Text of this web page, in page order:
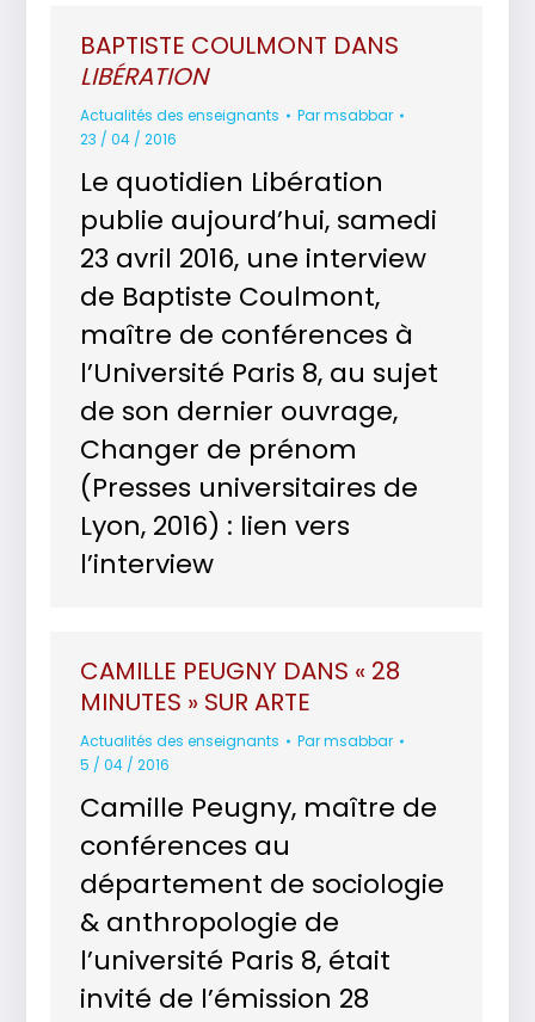
BAPTISTE COULMONT DANS
LIBÉRATION
Actualités des enseignants Parmsabbar
23 / 04 / 2016
Le quotidien Libération
publie aujourd’hui, samedi
23 avril 2016, une interview
de Baptiste Coulmont,
maître de conférences à
l’Université Paris 8, au sujet
de son dernier ouvrage,
Changer de prénom
(Presses universitaires de
Lyon, 2016) : lien vers
l’interview
CAMILLE PEUGNY DANS « 28
MINUTES » SUR ARTE
Actualités des enseignants Parmsabbar
5 / 04 / 2016
Camille Peugny, maître de
conférences au
département de sociologie
& anthropologie de
l’université Paris 8, était
invité de l’émission 28